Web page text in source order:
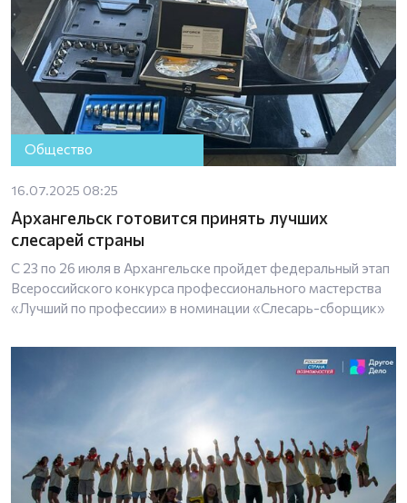
Общество
16.07.2025 08:25
Архангельск готовится принять лучших
слесарей страны
С 23 по 26 июля в Архангельске пройдет федеральный этап
Всероссийского конкурса профессионального мастерства
«Лучший по профессии» в номинации «Слесарь-сборщик»